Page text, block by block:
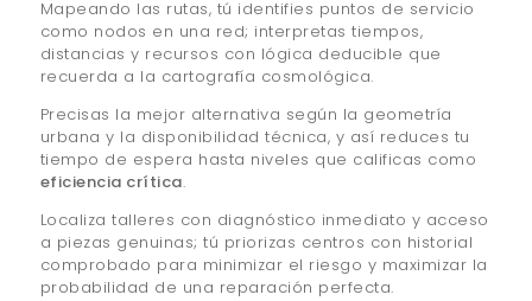
Mapeando las rutas, tú identifies puntos de servicio
como nodos en una red; interpretas tiempos,
distancias y recursos con lógica deducible que
recuerda a la cartografía cosmológica.
Precisas la mejor alternativa según la geometría
urbana y la disponibilidad técnica, y así reduces tu
tiempo de espera hasta niveles que calificas como
eficiencia crítica.
Localiza talleres con diagnóstico inmediato y acceso
a piezas genuinas; tú priorizas centros con historial
comprobado para minimizar el riesgo y maximizar la
probabilidad de una reparación perfecta.